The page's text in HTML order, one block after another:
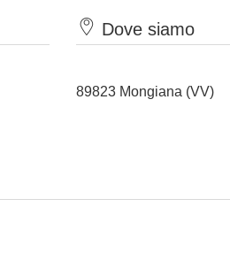
Dove siamo
89823 Mongiana (VV)